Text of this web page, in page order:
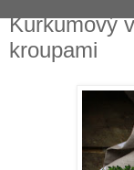
neděle 10. ledna
Kurkumový
kroupami